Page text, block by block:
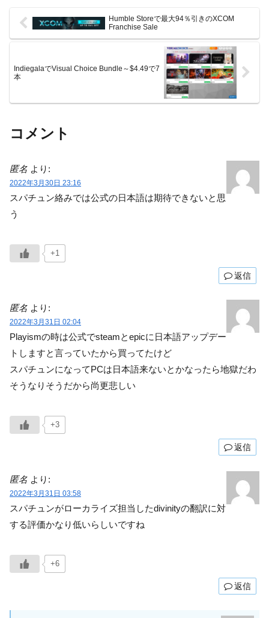
Humble Storeで最大94％引きのXCOM
Franchise Sale
IndiegalaでVisual Choice Bundle～$4.49で7
本
コメント
匿名 より:
2022年3月30日 23:16
スパチュン絡みでは公式の日本語は期待できないと思
う
+1
返信
匿名 より:
2022年3月31日 02:04
Playismの時は公式でsteamとepicに日本語アップデー
トしますと言っていたから買ってたけど
スパチュンになってPCは日本語来ないとかなったら地獄だわ
そうなりそうだから尚更悲しい
+3
返信
匿名 より:
2022年3月31日 03:58
スパチュンがローカライズ担当したdivinityの翻訳に対
する評価かなり低いらしいですね
+6
返信